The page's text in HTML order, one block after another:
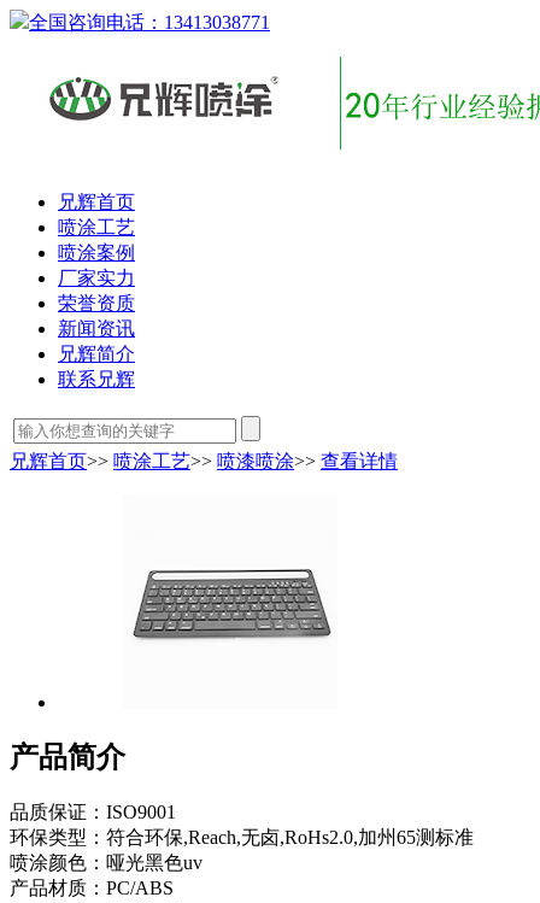
全国咨询电话： 13413038771
兄辉首页
喷涂工艺
喷涂案例
厂家实力
荣誉资质
新闻资讯
兄辉简介
联系兄辉
兄辉首页>> 喷涂工艺>> 喷漆喷涂>> 查看详情
产品简介
品质保证：ISO9001
环保类型：符合环保,Reach,无卤,RoHs2.0,加州65测标准
喷涂颜色：哑光黑色uv
产品材质：PC/ABS